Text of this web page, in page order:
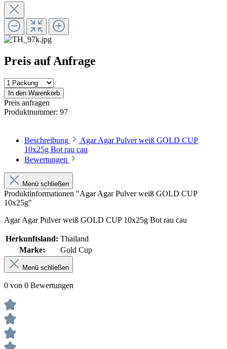
Preis auf Anfrage
In den Warenkorb
Preis anfragen
Produktnummer: 97
Beschreibung
Agar Agar Pulver weiß GOLD CUP
10x25g Bot rau cau
Bewertungen
Menü schließen
Produktinformationen "Agar Agar Pulver weiß GOLD CUP
10x25g"
Agar Agar Pulver weiß GOLD CUP 10x25g Bot rau cau
Herkunftsland: Thailand
Marke:
Gold Cup
Menü schließen
0 von 0 Bewertungen